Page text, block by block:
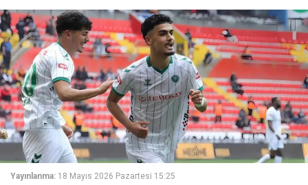
Yayınlanma: 18 Mayıs 2026 Pazartesi 15:25